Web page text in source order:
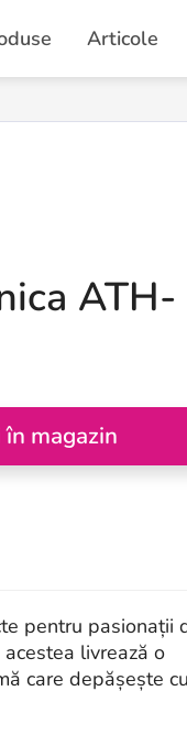
Articole
ATH-
magazin
pentru pasionații
livrează o
care depășește